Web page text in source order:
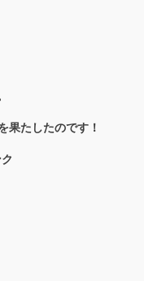
果たしたのです！